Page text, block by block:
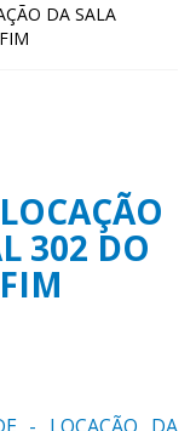
DA SALA
302 DO